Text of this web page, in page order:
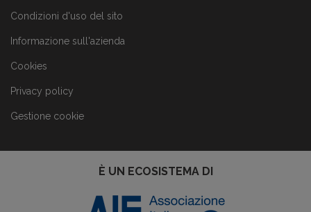
Condizioni d'uso del sito
Informazione sull'azienda
Cookies
Privacy policy
Gestione cookie
È UN ECOSISTEMA DI